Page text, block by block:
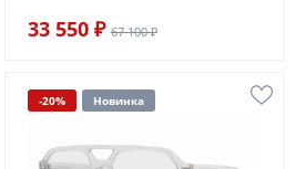
33 550 ₽ 67 100 ₽
-20% Новинка